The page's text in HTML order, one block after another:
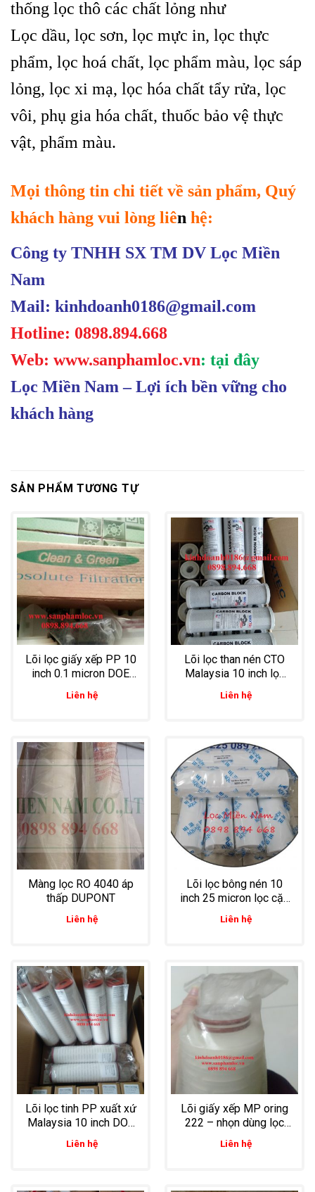
thống lọc thô các chất lỏng như
Lọc dầu, lọc sơn, lọc mực in, lọc thực
phẩm, lọc hoá chất, lọc phẩm màu, lọc sáp
lỏng, lọc xi mạ, lọc hóa chất tẩy rửa, lọc
vôi, phụ gia hóa chất, thuốc bảo vệ thực
vật, phẩm màu.
Mọi thông tin chi tiết về sản phẩm, Quý
khách hàng vui lòng liên hệ:
Công ty TNHH SX TM DV Lọc Miền
Nam
Mail: kinhdoanh0186@gmail.com
Hotline: 0898.894.668
Web: www.sanphamloc.vn: tại đây
Lọc Miền Nam – Lợi ích bền vững cho
khách hàng
SẢN PHẨM TƯƠNG TỰ
Lõi lọc giấy xếp PP 10
inch 0.1 micron DOE
lọc thực phẩm
Liên hệ
Lõi lọc than nén CTO
Malaysia 10 inch lọc
nước tinh khiết đóng
chai
Liên hệ
Màng lọc RO 4040 áp
thấp DUPONT
Liên hệ
Lõi lọc bông nén 10
inch 25 micron lọc cặn
cho nước, thực phẩm,
dược phẩm, hóa chất
Liên hệ
Lõi lọc tinh PP xuất xứ
Malaysia 10 inch DOE
0.1 micron
Liên hệ
Lõi giấy xếp MP oring
222 – nhọn dùng lọc
sát khuẩn
Liên hệ